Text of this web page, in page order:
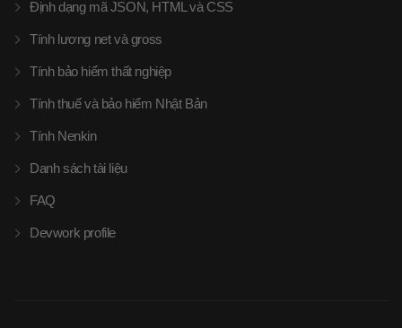
Định dạng mã JSON, HTML và CSS
Tính lương net và gross
Tính bảo hiểm thất nghiệp
Tính thuế và bảo hiểm Nhật Bản
Tính Nenkin
Danh sách tài liệu
FAQ
Devwork profile